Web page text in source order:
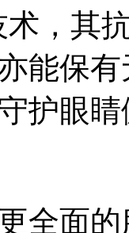
，其
保有无
守护眼
全面的